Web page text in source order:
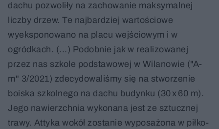
dachu pozwoliły na zachowanie maksymalnej
liczby drzew. Te najbardziej wartościowe
wyeksponowano na placu wejściowym i w
ogródkach. (...) Podobnie jak w realizowanej
przez nas szkole podstawowej w Wilanowie ("A-
m" 3/2021) zdecydowaliśmy się na stworzenie
boiska szkolnego na dachu budynku (30 x 60 m).
Jego nawierzchnia wykonana jest ze sztucznej
trawy. Attyka wokół zostanie wyposażona w piłko-